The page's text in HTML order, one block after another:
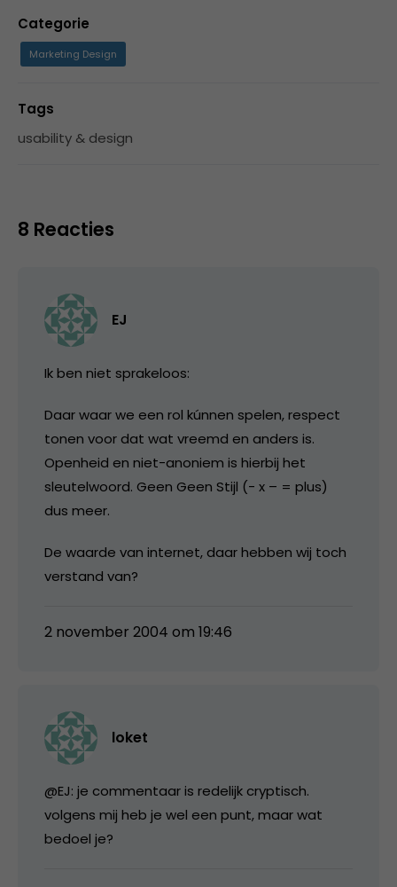
Categorie
Marketing Design
Tags
usability & design
8 Reacties
EJ
Ik ben niet sprakeloos:
Daar waar we een rol kúnnen spelen, respect
tonen voor dat wat vreemd en anders is.
Openheid en niet-anoniem is hierbij het
sleutelwoord. Geen Geen Stijl (- x – = plus)
dus meer.
De waarde van internet, daar hebben wij toch
verstand van?
2 november 2004 om 19:46
loket
@EJ: je commentaar is redelijk cryptisch.
volgens mij heb je wel een punt, maar wat
bedoel je?